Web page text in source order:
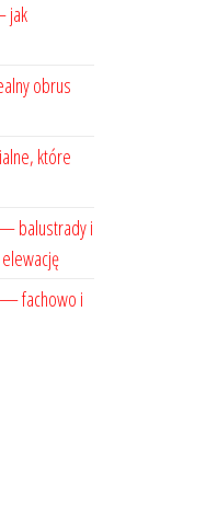
jak
obrus
które
balustrady i
— fachowo i